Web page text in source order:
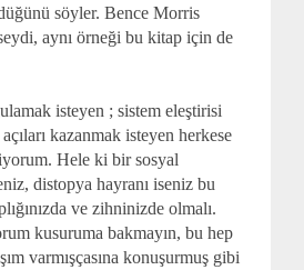
söyler. Bence Morris
aynı örneği bu kitap için de
isteyen ; sistem eleştirisi
kazanmak isteyen herkese
Hele ki bir sosyal
distopya hayranı iseniz bu
ve zihninizde olmalı.
kusuruma bakmayın, bu hep
varmışçasına konuşurmuş gibi